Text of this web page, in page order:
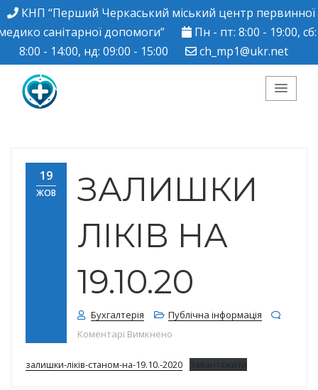
КНП “Перший Черкаський міський центр первинної
санітарної допомоги”
Пн - пт: 8:00 - 19:00, сб:
8:00 - 14:00, нд: 09:00 - 15:00
ch_mp1@ukr.net
Черкаський міський
центр ПМСД"
19
ЖОВ
ЗАЛИШКИ
ЛІКІВ НА
19.10.20
Бухгалтерія
Публічна інформація
Коментарі Вимкнено
залишки-ліків-станом-на-19.10.-2020 Завантажити